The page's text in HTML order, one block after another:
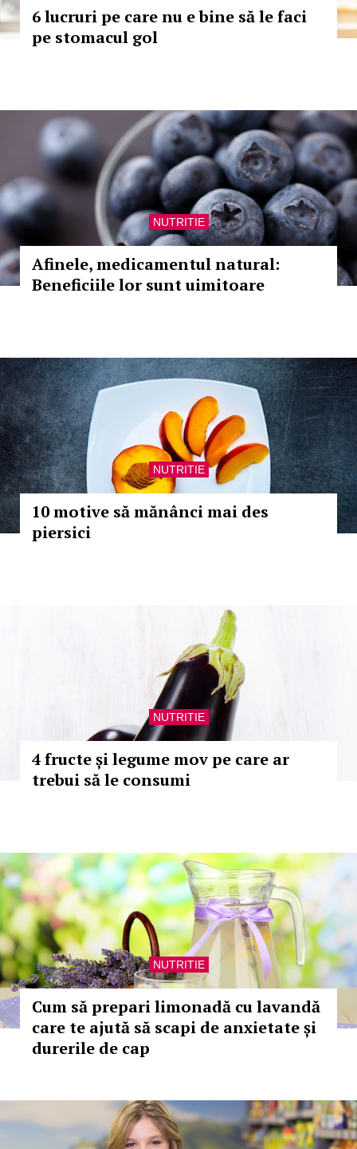
6 lucruri pe care nu e bine să le faci
pe stomacul gol
NUTRITIE
Afinele, medicamentul natural:
Beneficiile lor sunt uimitoare
NUTRITIE
10 motive să mănânci mai des
piersici
NUTRITIE
4 fructe și legume mov pe care ar
trebui să le consumi
NUTRITIE
Cum să prepari limonadă cu lavandă
care te ajută să scapi de anxietate și
durerile de cap